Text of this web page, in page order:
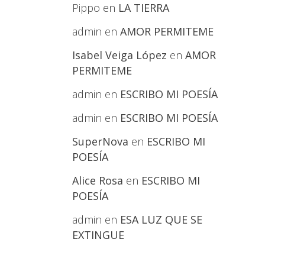
Pippo en LA TIERRA
admin en AMOR PERMITEME
Isabel Veiga López en AMOR
PERMITEME
admin en ESCRIBO MI POESÍA
admin en ESCRIBO MI POESÍA
SuperNova en ESCRIBO MI
POESÍA
Alice Rosa en ESCRIBO MI
POESÍA
admin en ESA LUZ QUE SE
EXTINGUE